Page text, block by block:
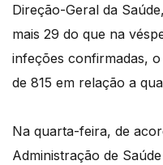
Direção-Geral da
mais 29 do que na
infeções confirmadas,
de 815 em relação a
Na quarta-feira, de
Administração de